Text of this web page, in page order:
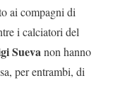
ai compagni di
i calciatori del
Suevanon hanno
per entrambi, di